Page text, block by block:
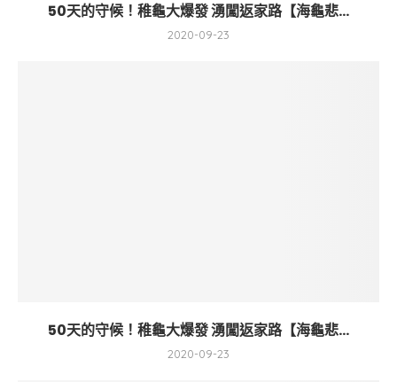
50天的守候！稚龜大爆發 湧闖返家路【海龜悲...
2020-09-23
50天的守候！稚龜大爆發 湧闖返家路【海龜悲...
2020-09-23